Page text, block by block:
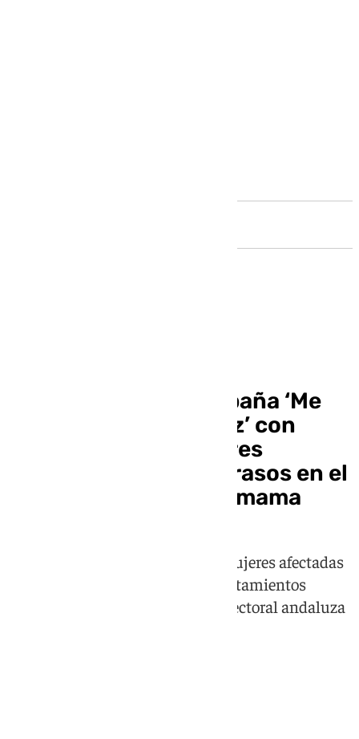
Amama lanza la campaña ‘Me
Too Sanitario Andaluz’ con
testimonios de mujeres
afectadas por los retrasos en el
cribado de cáncer de mama
La iniciativa recopila vídeos de mujeres afectadas
por demoras en diagnósticos y tratamientos
oncológicos en plena campaña electoral andaluza